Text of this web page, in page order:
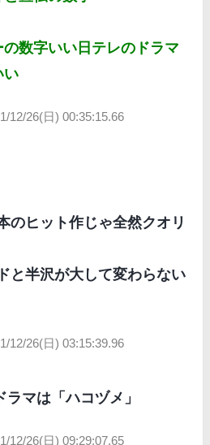
数字いい日テレのドラマ
い
12/26(日) 00:35:15.66
のヒット作じゃ全然クオリ
と半沢が大して変わらない
12/26(日) 03:15:39.96
マは「ハコヅメ」
12/26(日) 09:29:07.65